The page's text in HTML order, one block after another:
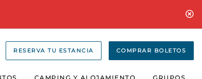
RESERVA TU ESTANCIA COMPRAR BOLETOS